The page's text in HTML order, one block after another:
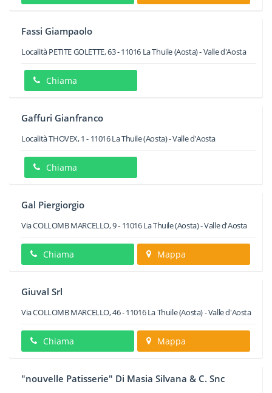
Fassi Giampaolo
Località PETITE GOLETTE, 63-11016 La Thuile(Aosta) -Valle d'Aosta
Chiama
Gaffuri Gianfranco
Località THOVEX, 1 - 11016La Thuile(Aosta) -Valle d'Aosta
Chiama
Gal Piergiorgio
Via COLLOMB MARCELLO, 9- 11016La Thuile(Aosta) -Valle d'Aosta
Chiama Mappa
Giuval Srl
Via COLLOMB MARCELLO, 46-11016 La Thuile(Aosta) -Valle d'Aosta
Chiama Mappa
"nouvelle Patisserie" Di Masia Silvana & C. Snc